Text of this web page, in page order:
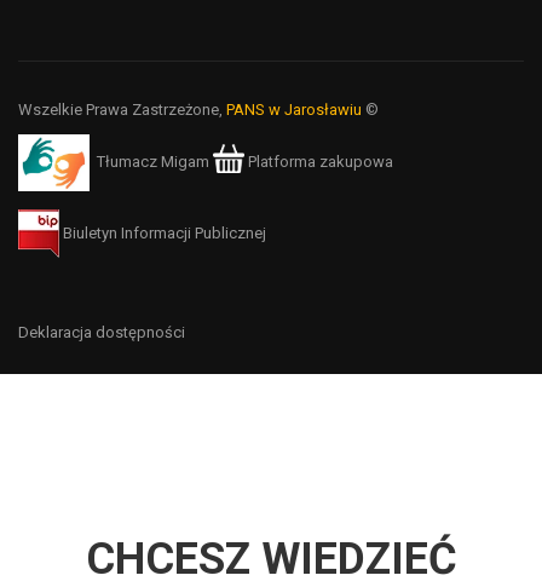
Wszelkie Prawa Zastrzeżone, PANS w Jarosławiu ©
Tłumacz Migam Platforma zakupowa
Biuletyn Informacji Publicznej
Deklaracja dostępności
CHCESZ WIEDZIEĆ